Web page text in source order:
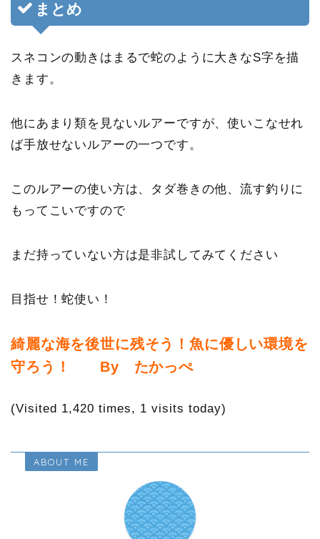
まとめ
スネコンの動きはまるで蛇のように大きなS字を描
きます。
他にあまり類を見ないルアーですが、使いこなせれ
ば手放せないルアーの一つです。
このルアーの使い方は、タダ巻きの他、流す釣りに
もってこいですので
まだ持っていない方は是非試してみてください
目指せ！蛇使い！
綺麗な海を後世に残そう！魚に優しい環境を
守ろう！ By たかっぺ
(Visited 1,420 times, 1 visits today)
ABOUT ME